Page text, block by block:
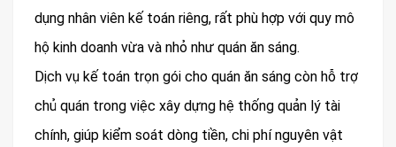
dụng nhân viên kế toán riêng, rất phù hợp với quy mô
hộ kinh doanh vừa và nhỏ như quán ăn sáng.
Dịch vụ kế toán trọn gói cho quán ăn sáng còn hỗ trợ
chủ quán trong việc xây dựng hệ thống quản lý tài
chính, giúp kiểm soát dòng tiền, chi phí nguyên vật